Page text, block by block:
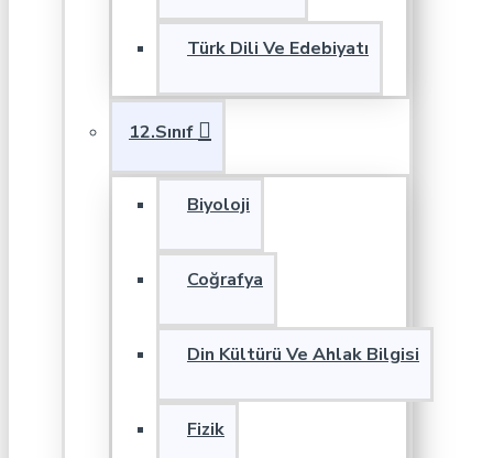
Türk Dili Ve Edebiyatı
12.Sınıf
Biyoloji
Coğrafya
Din Kültürü Ve Ahlak Bilgisi
Fizik